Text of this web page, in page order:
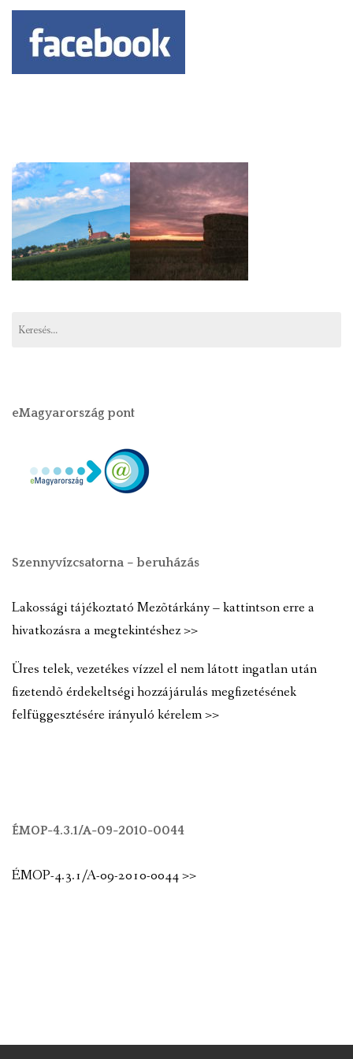
eMagyarország pont
Szennyvízcsatorna – beruházás
Lakossági tájékoztató Mezõtárkány – kattintson erre a
hivatkozásra a megtekintéshez >>
Üres telek, vezetékes vízzel el nem látott ingatlan után
fizetendõ érdekeltségi hozzájárulás megfizetésének
felfüggesztésére irányuló kérelem >>
ÉMOP-4.3.1/A-09-2010-0044
ÉMOP-4.3.1/A-09-2010-0044 >>